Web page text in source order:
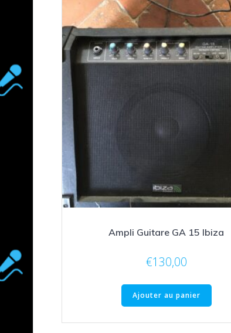
Ampli Guitare GA 15 Ibiza
€130,00
Ajouter au panier